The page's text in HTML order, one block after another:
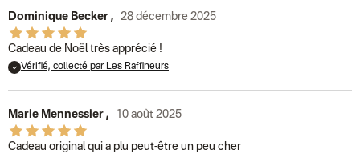
Dominique Becker , 28 décembre 2025
Cadeau de Noël très apprécié !
Vérifié, collecté par Les Raffineurs
Marie Mennessier , 10 août 2025
Cadeau original qui a plu peut-être un peu cher